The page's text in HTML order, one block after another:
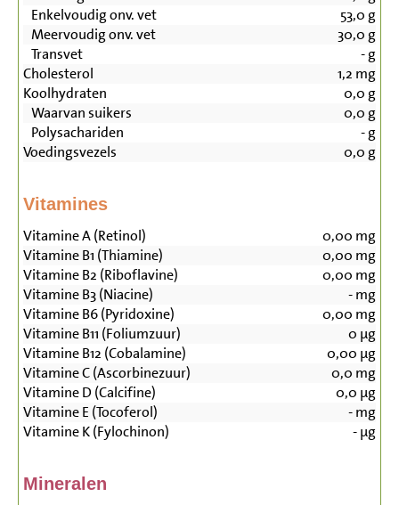
Enkelvoudig onv. vet
53,0 g
Meervoudig onv. vet
30,0 g
Transvet
-g
Cholesterol
1,2 mg
Koolhydraten
0,0 g
Waarvan suikers
0,0 g
Polysachariden
-g
Voedingsvezels
0,0 g
Vitamines
Vitamine A (Retinol) 0,00 mg
Vitamine B1 (Thiamine)
0,00 mg
Vitamine B2 (Riboflavine)
0,00 mg
Vitamine B3 (Niacine)
-mg
Vitamine B6 (Pyridoxine)
0,00 mg
Vitamine B11 (Foliumzuur)
0 µg
Vitamine B12 (Cobalamine)
0,00 µg
Vitamine C (Ascorbinezuur)
0,0 mg
Vitamine D (Calcifine)
0,0 µg
Vitamine E (Tocoferol)
-mg
Vitamine K (Fylochinon)
-µg
Mineralen